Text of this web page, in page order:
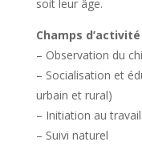
soit leur âge.
Champs d’activité
– Observation du
– Socialisation et
urbain et rural)
– Initiation au
– Suivi naturel